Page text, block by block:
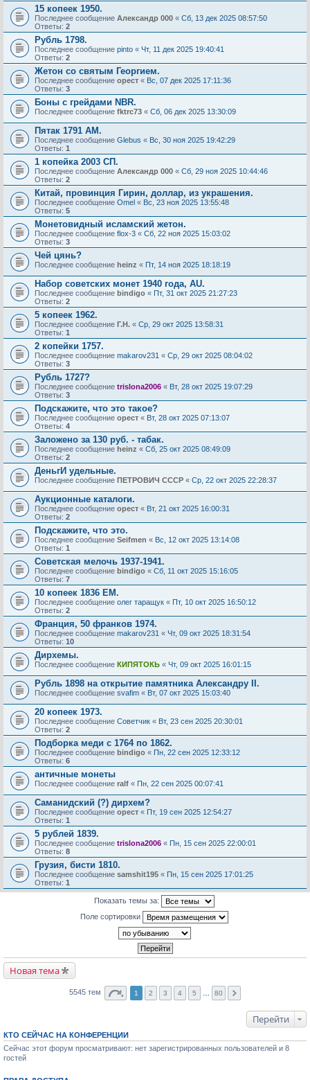
15 копеек 1950.
Последнее сообщение Александр 000 « Сб, 13 дек 2025 08:57:50
Ответы: 2
Рубль 1798.
Последнее сообщение pinto « Чт, 11 дек 2025 19:40:41
Ответы: 2
Жетон со святым Георгием.
Последнее сообщение орест « Вс, 07 дек 2025 17:11:36
Ответы: 3
Боны с грейдами NBR.
Последнее сообщение fktrc73 « Сб, 06 дек 2025 13:30:09
Пятак 1791 АМ.
Последнее сообщение Glebus « Вс, 30 ноя 2025 19:42:29
Ответы: 1
1 копейка 2003 СП.
Последнее сообщение Александр 000 « Сб, 29 ноя 2025 10:44:46
Ответы: 2
Китай, провинция Гирин, доллар, из украшения.
Последнее сообщение Omel « Вс, 23 ноя 2025 13:55:48
Ответы: 5
Монетовидный исламский жетон.
Последнее сообщение flox-3 « Сб, 22 ноя 2025 15:03:02
Ответы: 3
Чей цянь?
Последнее сообщение heinz « Пт, 14 ноя 2025 18:18:19
Набор советских монет 1940 года, АU.
Последнее сообщение bindigo « Пт, 31 окт 2025 21:27:23
Ответы: 2
5 копеек 1962.
Последнее сообщение Г.Н. « Ср, 29 окт 2025 13:58:31
Ответы: 1
2 копейки 1757.
Последнее сообщение makarov231 « Ср, 29 окт 2025 08:04:02
Ответы: 3
Рубль 1727?
Последнее сообщение trislona2006 « Вт, 28 окт 2025 19:07:29
Ответы: 3
Подскажите, что это такое?
Последнее сообщение орест « Вт, 28 окт 2025 07:13:07
Ответы: 4
Заложено за 130 руб. - табак.
Последнее сообщение heinz « Сб, 25 окт 2025 08:49:09
Ответы: 2
ДеньгИ удельные.
Последнее сообщение ПЕТРОВИЧ СССР « Ср, 22 окт 2025 22:28:37
Аукционные каталоги.
Последнее сообщение орест « Вт, 21 окт 2025 16:00:31
Ответы: 2
Подскажите, что это.
Последнее сообщение Seifmen « Вс, 12 окт 2025 13:14:08
Ответы: 1
Советская мелочь 1937-1941.
Последнее сообщение bindigo « Сб, 11 окт 2025 15:16:05
Ответы: 7
10 копеек 1836 ЕМ.
Последнее сообщение олег таращук « Пт, 10 окт 2025 16:50:12
Ответы: 2
Франция, 50 франков 1974.
Последнее сообщение makarov231 « Чт, 09 окт 2025 18:31:54
Ответы: 10
Дирхемы.
Последнее сообщение КИПЯТОКЬ « Чт, 09 окт 2025 16:01:15
Рубль 1898 на открытие памятника Александру II.
Последнее сообщение svafim « Вт, 07 окт 2025 15:03:40
20 копеек 1973.
Последнее сообщение Советчик « Вт, 23 сен 2025 20:30:01
Ответы: 2
Подборка меди с 1764 по 1862.
Последнее сообщение bindigo « Пн, 22 сен 2025 12:33:12
Ответы: 6
античные монеты
Последнее сообщение ralf « Пн, 22 сен 2025 00:07:41
Саманидский (?) дирхем?
Последнее сообщение орест « Пт, 19 сен 2025 12:54:27
Ответы: 1
5 рублей 1839.
Последнее сообщение trislona2006 « Пн, 15 сен 2025 22:00:01
Ответы: 8
Грузия, бисти 1810.
Последнее сообщение samshit195 « Пн, 15 сен 2025 17:01:25
Ответы: 1
Показать темы за:
Поле сортировки
Новая тема
5545 тем 1 2 3 4 5 80
Перейти
КТО СЕЙЧАС НА КОНФЕРЕНЦИИ
Сейчас этот форум просматривают: нет зарегистрированных пользователей и 8
гостей